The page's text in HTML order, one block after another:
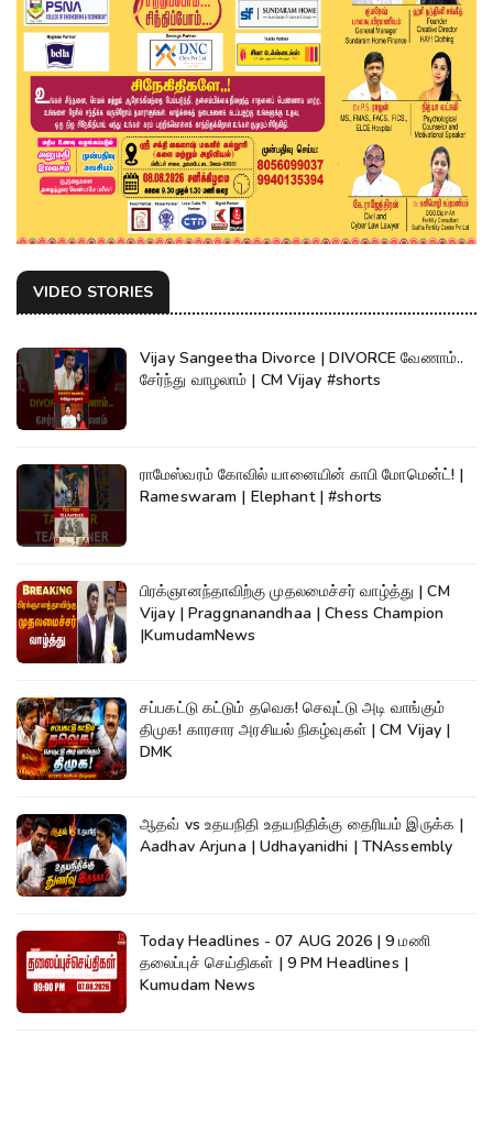
VIDEO STORIES
Vijay Sangeetha Divorce | DIVORCE வேணாம்..
சேர்ந்து வாழலாம் | CM Vijay #shorts
ராமேஸ்வரம் கோவில் யானையின் காபி மோமென்ட்! |
Rameswaram | Elephant | #shorts
பிரக்ஞானந்தாவிற்கு முதலமைச்சர் வாழ்த்து | CM
Vijay | Praggnanandhaa | Chess Champion
|KumudamNews
சப்பகட்டு கட்டும் தவெக! செவுட்டு அடி வாங்கும்
திமுக! காரசார அரசியல் நிகழ்வுகள் | CM Vijay |
DMK
ஆதவ் vs உதயநிதி உதயநிதிக்கு தைரியம் இருக்க |
Aadhav Arjuna | Udhayanidhi | TNAssembly
Today Headlines - 07 AUG 2026 | 9 மணி
தலைப்புச் செய்திகள் | 9 PM Headlines |
Kumudam News